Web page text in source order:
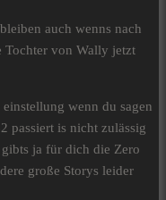
auch wenns nach
Tochter von Wally jetzt
wenn du sagen
passiert is nicht zulässig
ja für dich die Zero
große Storys leider